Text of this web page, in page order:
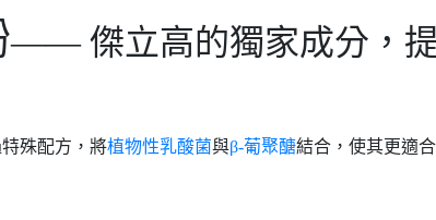
——傑立高的獨家成分，提
殊配方，將植物性乳酸菌與β-葡聚醣結合，使其更適合